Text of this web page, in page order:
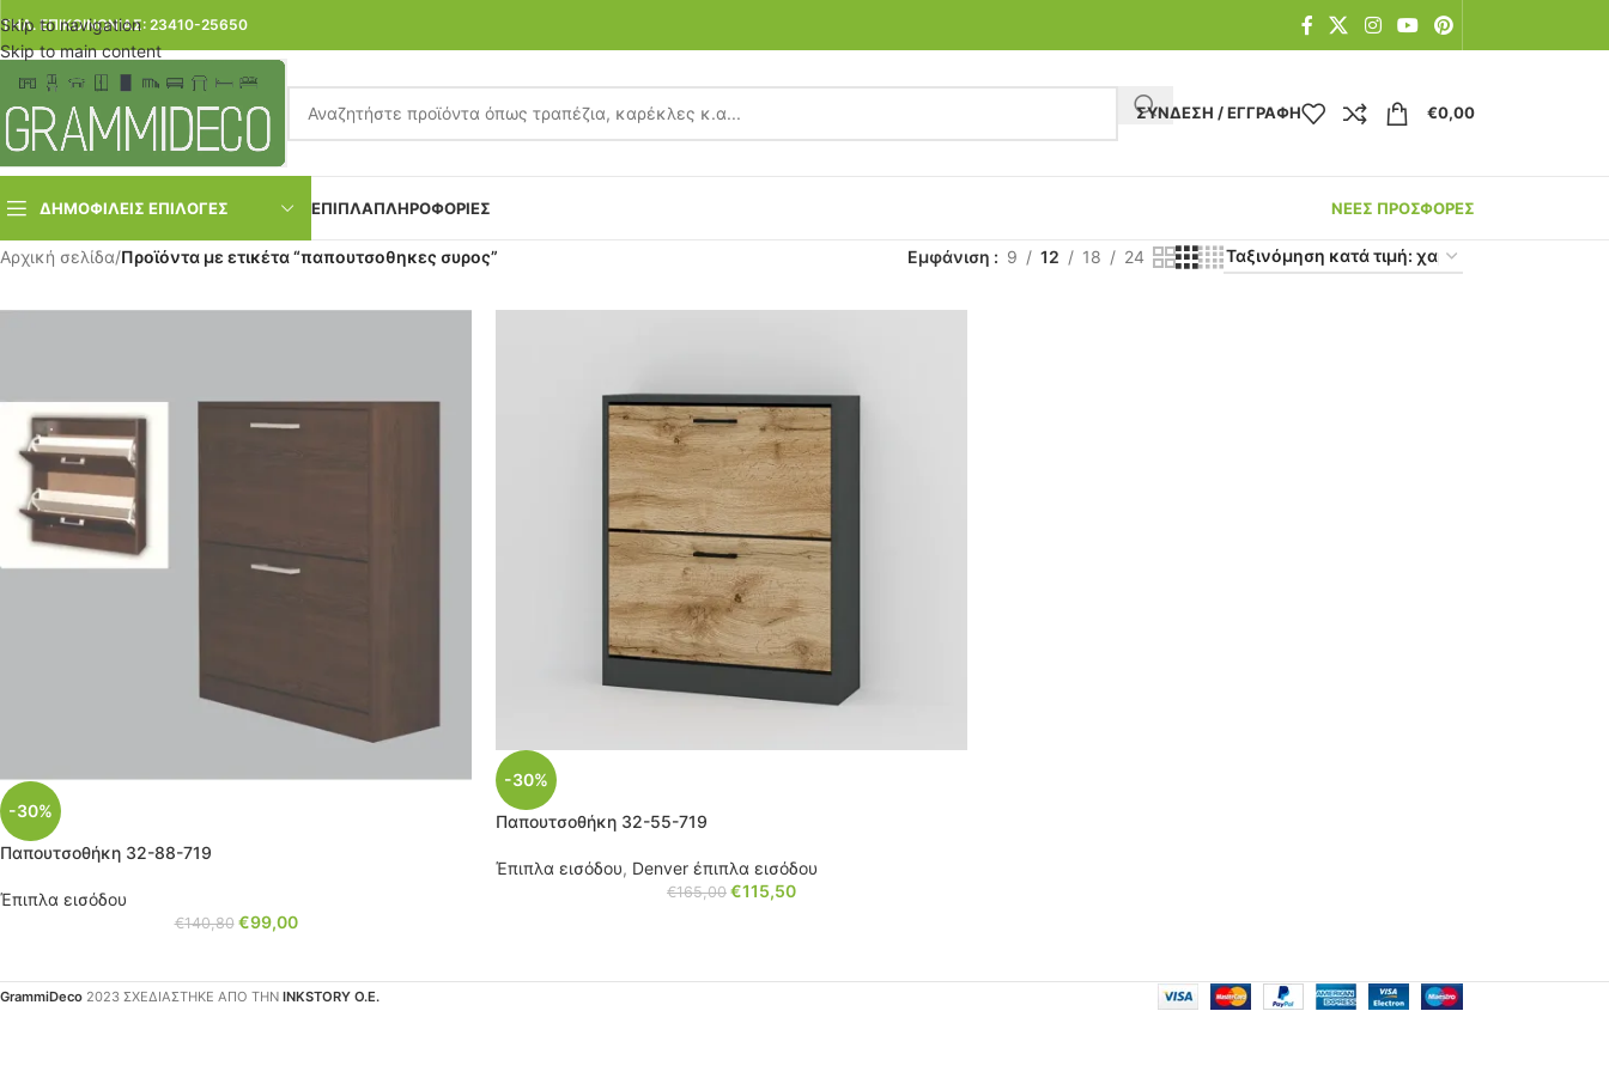
Skip to navigation
Skip to main content
ΤΗΛ. ΕΠΙΚΟΙΝΩΝΙΑΣ: 23410-25650
ΣΎΝΔΕΣΗ / ΕΓΓΡΑΦΉ €0,00
ΔΗΜΟΦΙΛΕΙΣ ΕΠΙΛΟΓΕΣ ΕΠΙΠΛΑΠΛΗΡΟΦΟΡΙΕΣ ΝΕΕΣ ΠΡΟΣΦΟΡΕΣ
Αρχική σελίδα/Προϊόντα με ετικέτα “παπουτσοθηκες συρος” Εμφάνιση 9 12 18 24
-30%
Παπουτσοθήκη 32-88-719
Έπιπλα εισόδου
€140,80 €99,00
-30%
Παπουτσοθήκη 32-55-719
Έπιπλα εισόδου, Denver έπιπλα εισόδου
€165,00 €115,50
GrammiDeco 2023 ΣΧΕΔΙΑΣΤΗΚΕ ΑΠΟ ΤΗΝ INKSTORY Ο.Ε.